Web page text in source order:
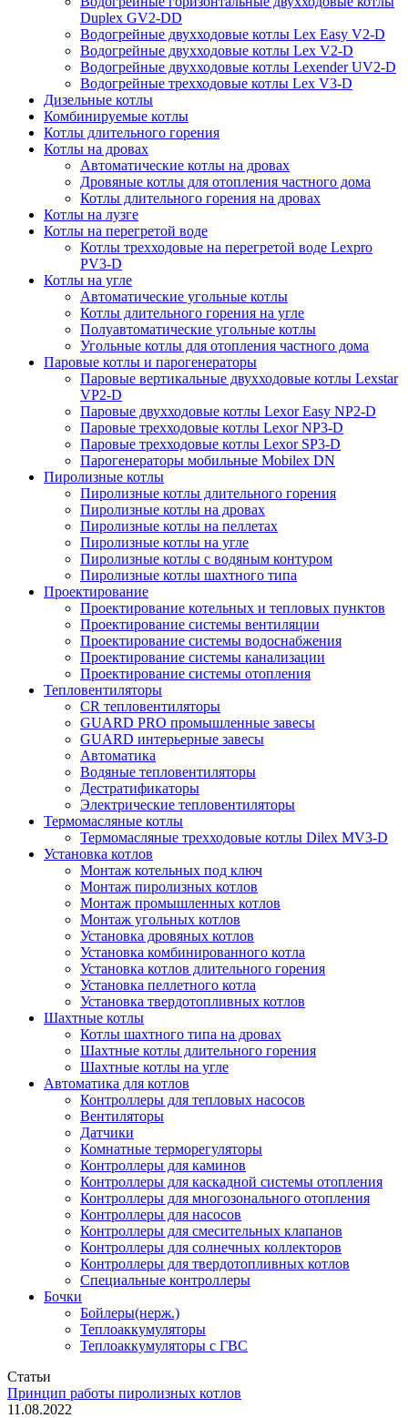
Duplex GV2-DD
Водогрейные двухходовые котлы Lex Easy V2-D
Водогрейные двухходовые котлы Lex V2-D
Водогрейные двухходовые котлы Lexender UV2-D
Водогрейные трехходовые котлы Lex V3-D
Дизельные котлы
Комбинируемые котлы
Котлы длительного горения
Котлы на дровах
Автоматические котлы на дровах
Дровяные котлы для отопления частного дома
Котлы длительного горения на дровах
Котлы на лузге
Котлы на перегретой воде
Котлы трехходовые на перегретой воде Lexpro
PV3-D
Котлы на угле
Автоматические угольные котлы
Котлы длительного горения на угле
Полуавтоматические угольные котлы
Угольные котлы для отопления частного дома
Паровые котлы и парогенераторы
Паровые вертикальные двухходовые котлы Lexstar
VP2-D
Паровые двухходовые котлы Lexor Easy NP2-D
Паровые трехходовые котлы Lexor NP3-D
Паровые трехходовые котлы Lexor SP3-D
Парогенераторы мобильные Mobilex DN
Пиролизные котлы
Пиролизные котлы длительного горения
Пиролизные котлы на дровах
Пиролизные котлы на пеллетах
Пиролизные котлы на угле
Пиролизные котлы с водяным контуром
Пиролизные котлы шахтного типа
Проектирование
Проектирование котельных и тепловых пунктов
Проектирование системы вентиляции
Проектирование системы водоснабжения
Проектирование системы канализации
Проектирование системы отопления
Тепловентиляторы
CR тепловентиляторы
GUARD PRO промышленные завесы
GUARD интерьерные завесы
Автоматика
Водяные тепловентиляторы
Дестратификаторы
Электрические тепловентиляторы
Термомасляные котлы
Термомасляные трехходовые котлы Dilex MV3-D
Установка котлов
Монтаж котельных под ключ
Монтаж пиролизных котлов
Монтаж промышленных котлов
Монтаж угольных котлов
Установка дровяных котлов
Установка комбинированного котла
Установка котлов длительного горения
Установка пеллетного котла
Установка твердотопливных котлов
Шахтные котлы
Котлы шахтного типа на дровах
Шахтные котлы длительного горения
Шахтные котлы на угле
Автоматика для котлов
Контроллеры для тепловых насосов
Вентиляторы
Датчики
Комнатные терморегуляторы
Контроллеры для каминов
Контроллеры для каскадной системы отопления
Контроллеры для многозонального отопления
Контроллеры для насосов
Контроллеры для смесительных клапанов
Контроллеры для солнечных коллекторов
Контроллеры для твердотопливных котлов
Специальные контроллеры
Бочки
Бойлеры(нерж.)
Теплоаккумуляторы
Теплоаккумуляторы с ГВС
Статьи
Принцип работы пиролизных котлов
11.08.2022